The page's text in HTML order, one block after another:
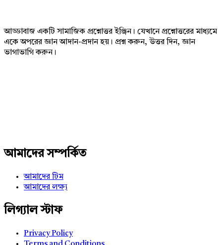
আড্ডাবাজ একটি সামাজিক প্রশ্নোত্তর ইঞ্জিন। যেখানে প্রশ্নোত্তরের মাধ্যমে
একে অপরের জ্ঞান আদান-প্রদান হয়। প্রশ্ন করুন, উত্তর দিন, জ্ঞান
ভাগাভাগি করুন।
আমাদের সম্পর্কিত
আমাদের টিম
আমাদের লক্ষ্য
লিগ্যাল স্টাফ
Privacy Policy